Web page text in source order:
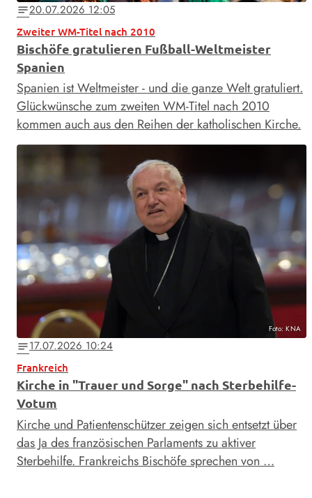
notes20.07.2026 12:05
Zweiter WM-Titel nach 2010
Bischöfe gratulieren Fußball-Weltmeister
Spanien
Spanien ist Weltmeister - und die ganze Welt gratuliert.
Glückwünsche zum zweiten WM-Titel nach 2010
kommen auch aus den Reihen der katholischen Kirche.
Foto: KNA
notes17.07.2026 10:24
Frankreich
Kirche in "Trauer und Sorge" nach Sterbehilfe-
Votum
Kirche und Patientenschützer zeigen sich entsetzt über
das Ja des französischen Parlaments zu aktiver
Sterbehilfe. Frankreichs Bischöfe sprechen von …